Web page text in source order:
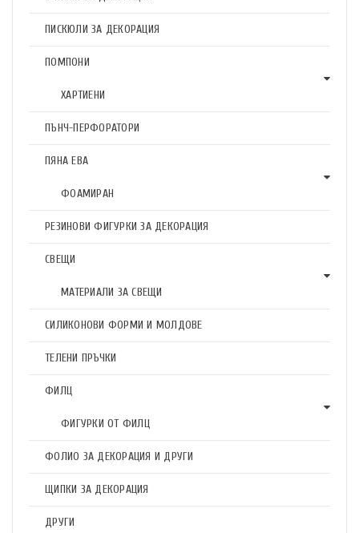
ПИСКЮЛИ ЗА ДЕКОРАЦИЯ
ПОМПОНИ
ХАРТИЕНИ
ПЪНЧ-ПЕРФОРАТОРИ
ПЯНА ЕВА
ФОАМИРАН
РЕЗИНОВИ ФИГУРКИ ЗА ДЕКОРАЦИЯ
СВЕЩИ
МАТЕРИАЛИ ЗА СВЕЩИ
СИЛИКОНОВИ ФОРМИ И МОЛДОВЕ
ТЕЛЕНИ ПРЪЧКИ
ФИЛЦ
ФИГУРКИ ОТ ФИЛЦ
ФОЛИО ЗА ДЕКОРАЦИЯ И ДРУГИ
ЩИПКИ ЗА ДЕКОРАЦИЯ
ДРУГИ